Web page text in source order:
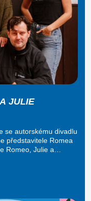
JULIE
se autorskému divadlu
představitele Romea
Romeo, Julie a…